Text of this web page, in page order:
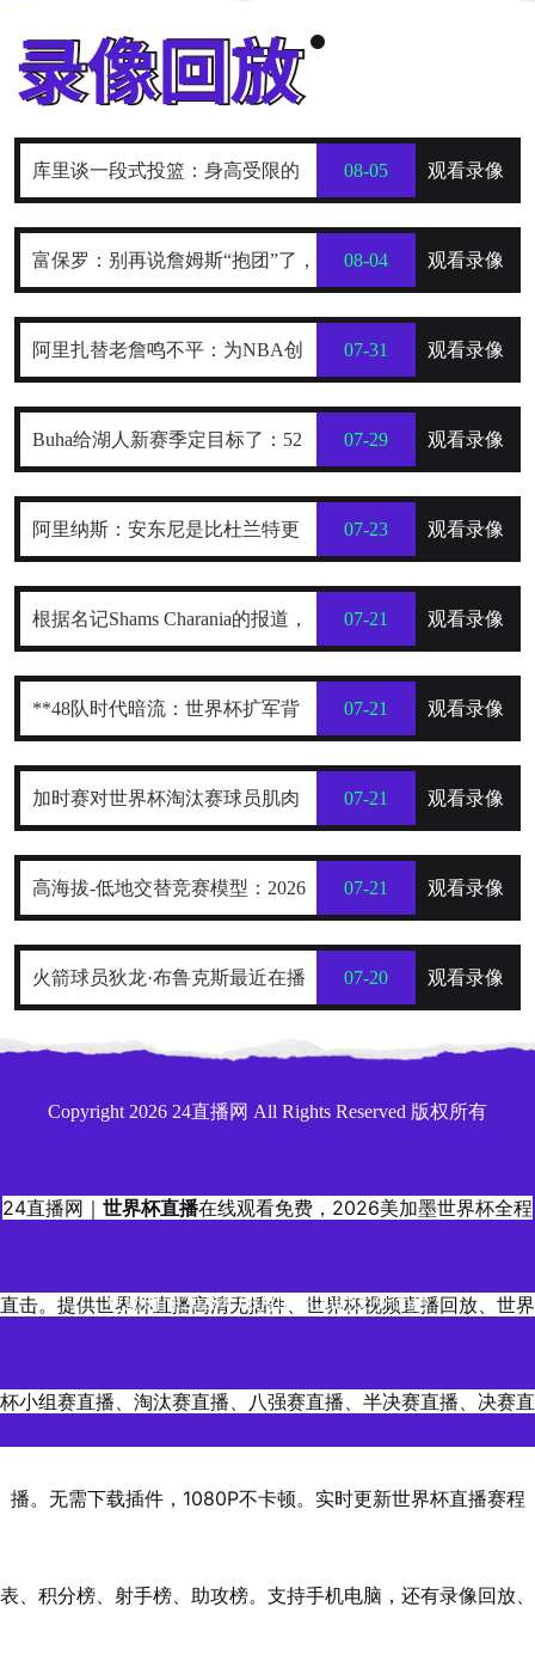
库里谈一段式投篮：身高受限的
我，靠它时刻保持发力与极快出手
08-05 观看录像
富保罗：别再说詹姆斯“抱团”了，
他只是在寻找最好的合作者
08-04 观看录像
阿里扎替老詹鸣不平：为NBA创
造数十亿财富，2年800万被亏待了
07-31 观看录像
Buha给湖人新赛季定目标了：52
到54胜，健康前提下西部前四稳了
07-29 观看录像
阿里纳斯：安东尼是比杜兰特更
全面的得分手
07-23 观看录像
根据名记Shams Charania的报道，
詹姆斯已经把目标范围缩小到了热
07-21 观看录像
**48队时代暗流：世界杯扩军背
后的权力重构与利益争夺战**
07-21 观看录像
加时赛对世界杯淘汰赛球员肌肉
损伤的解剖学分布规律及关键诱因
07-21 观看录像
高海拔-低地交替竞赛模型：2026
世界杯跨海拔赛程的生理极限阈值
07-21 观看录像
火箭球员狄龙·布鲁克斯最近在播 07-20 观看录像
Copyright 2026 24直播网 All Rights Reserved 版权所有
24直播网｜ 世界杯直播在线观看免费，2026美加墨世界杯全程
直击。提供世界杯直播高清无插件、世界杯视频直播回放、世界
杯小组赛直播、淘汰赛直播、八强赛直播、半决赛直播、决赛直
播。无需下载插件，1080P不卡顿。实时更新世界杯直播赛程
表、积分榜、射手榜、助攻榜。支持手机电脑，还有录像回放、
更新时间2026年06月04日20时00分00秒